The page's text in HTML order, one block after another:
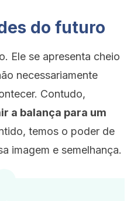
do futuro
Ele se apresenta cheio
necessariamente
Contudo,
a balança para um
temos o poder de
imagem e semelhança.